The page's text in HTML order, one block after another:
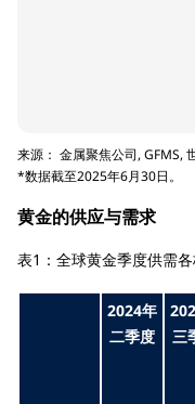
来源： 金属聚焦公司, GFMS,
*数据截至2025年6月30日。
黄金的供应与需求
表1：全球黄金季度供需各
2024年
二季度
三